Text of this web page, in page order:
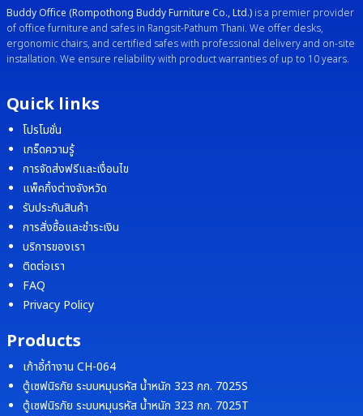
Buddy Office (Rompothong Buddy Furniture Co., Ltd.) is a premier provider
of office furniture and safes in Rangsit-Pathum Thani. We offer desks,
ergonomic chairs, and certified safes with professional delivery and on-site
installation. We ensure reliability with product warranties of up to 10 years.
Quick links
โปรโมชั่น
เกร็ดความรู้
การจัดส่งฟรีและเงื่อนไข
แพ็คกิ้งต่างจังหวัด
รับประกันสินค้า
การสั่งซื้อและชำระเงิน
บริการของเรา
ติดต่อเรา
FAQ
Privacy Policy
Products
เก้าอี้ทำงาน CH-064
ตู้เซฟนิรภัย ระบบหมุนรหัส น้ำหนัก 323 กก. 7025S
ตู้เซฟนิรภัย ระบบหมุนรหัส น้ำหนัก 323 กก. 7025T